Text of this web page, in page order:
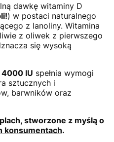
dawkę witaminy D
) w postaci naturalnego
z lanoliny. Witamina
z oliwek z pierwszego
się wysoką
4000 IU spełnia wymogi
sztucznych i
barwników oraz
stworzone z myślą o
konsumentach.